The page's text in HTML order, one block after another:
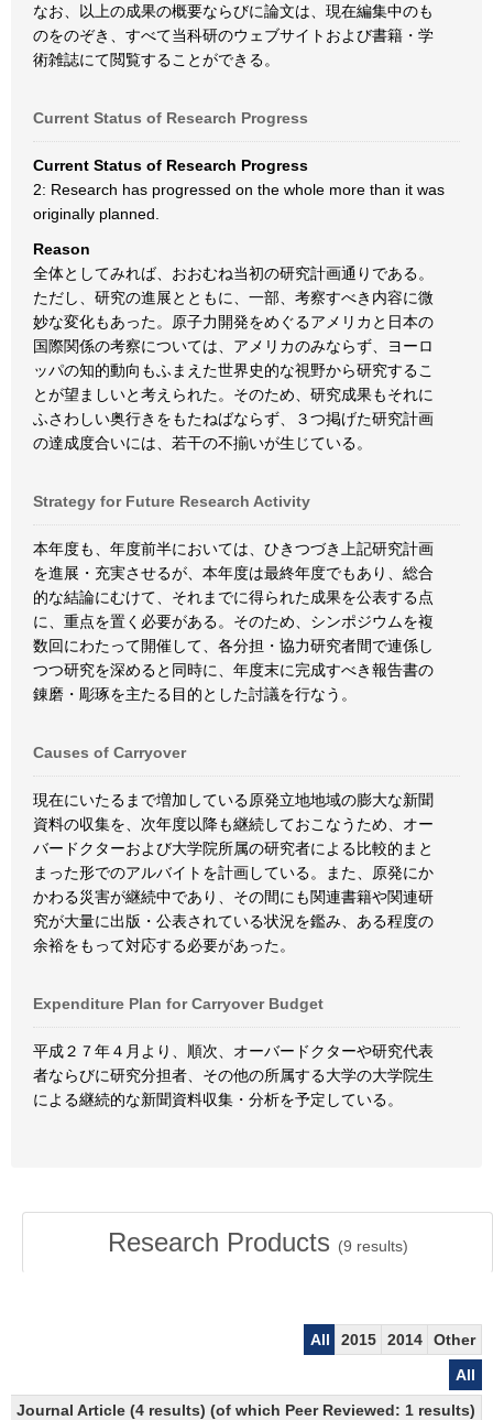
なお、以上の成果の概要ならびに論文は、現在編集中のも
のをのぞき、すべて当科研のウェブサイトおよび書籍・学
術雑誌にて閲覧することができる。
Current Status of Research Progress
Current Status of Research Progress
2: Research has progressed on the whole more than it was
originally planned.
Reason
全体としてみれば、おおむね当初の研究計画通りである。
ただし、研究の進展とともに、一部、考察すべき内容に微
妙な変化もあった。原子力開発をめぐるアメリカと日本の
国際関係の考察については、アメリカのみならず、ヨーロ
ッパの知的動向もふまえた世界史的な視野から研究するこ
とが望ましいと考えられた。そのため、研究成果もそれに
ふさわしい奥行きをもたねばならず、３つ掲げた研究計画
の達成度合いには、若干の不揃いが生じている。
Strategy for Future Research Activity
本年度も、年度前半においては、ひきつづき上記研究計画
を進展・充実させるが、本年度は最終年度でもあり、総合
的な結論にむけて、それまでに得られた成果を公表する点
に、重点を置く必要がある。そのため、シンポジウムを複
数回にわたって開催して、各分担・協力研究者間で連係し
つつ研究を深めると同時に、年度末に完成すべき報告書の
錬磨・彫琢を主たる目的とした討議を行なう。
Causes of Carryover
現在にいたるまで増加している原発立地地域の膨大な新聞
資料の収集を、次年度以降も継続しておこなうため、オー
バードクターおよび大学院所属の研究者による比較的まと
まった形でのアルバイトを計画している。また、原発にか
かわる災害が継続中であり、その間にも関連書籍や関連研
究が大量に出版・公表されている状況を鑑み、ある程度の
余裕をもって対応する必要があった。
Expenditure Plan for Carryover Budget
平成２７年４月より、順次、オーバードクターや研究代表
者ならびに研究分担者、その他の所属する大学の大学院生
による継続的な新聞資料収集・分析を予定している。
Research Products (9 results)
All 2015 2014
Other
All
Journal Article (4 results) (of which Peer Reviewed: 1 results)